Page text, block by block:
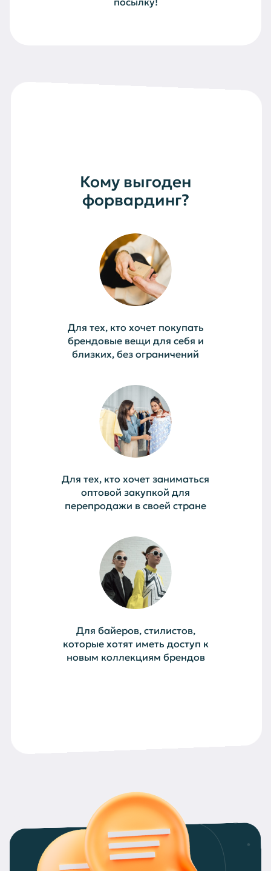
Кому выгоден
форвардинг?
Для тех, кто хочет покупать
брендовые вещи для себя и
близких, без ограничений
Для тех, кто хочет заниматься
оптовой закупкой для
перепродажи в своей стране
Для байеров, стилистов,
которые хотят иметь доступ к
новым коллекциям брендов